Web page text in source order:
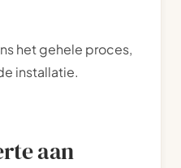
het gehele proces,
installatie.
aan